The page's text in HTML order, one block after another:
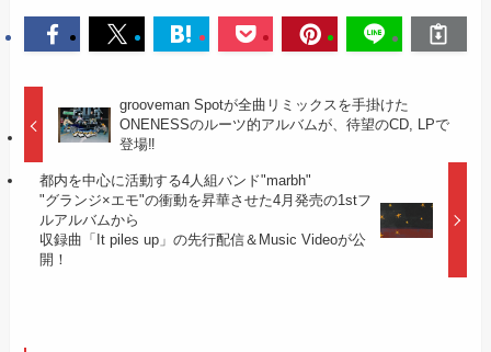
grooveman Spotが全曲リミックスを手掛けた
ONENESSのルーツ的アルバムが、待望のCD, LPで
登場‼
都内を中心に活動する4人組バンド"marbh"
"グランジ×エモ"の衝動を昇華させた4月発売の1stフ
ルアルバムから
収録曲「It piles up」の先行配信＆Music Videoが公
開！